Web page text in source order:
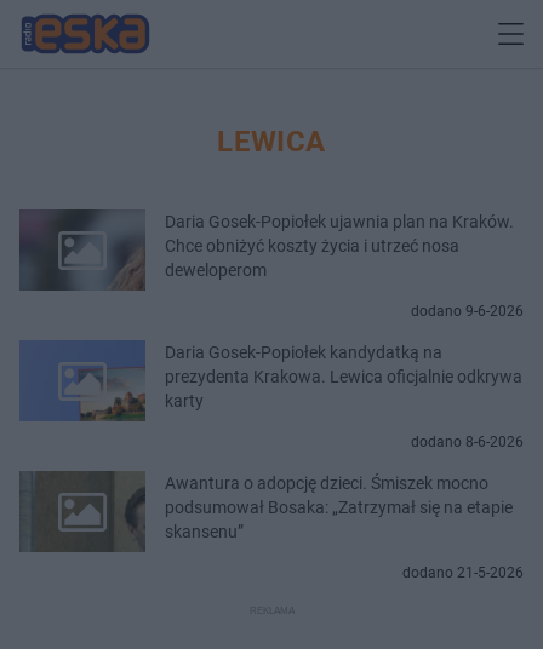
LEWICA
Daria Gosek-Popiołek ujawnia plan na Kraków.
Chce obniżyć koszty życia i utrzeć nosa
deweloperom
dodano 9-6-2026
Daria Gosek-Popiołek kandydatką na
prezydenta Krakowa. Lewica oficjalnie odkrywa
karty
dodano 8-6-2026
Awantura o adopcję dzieci. Śmiszek mocno
podsumował Bosaka: „Zatrzymał się na etapie
skansenu”
dodano 21-5-2026